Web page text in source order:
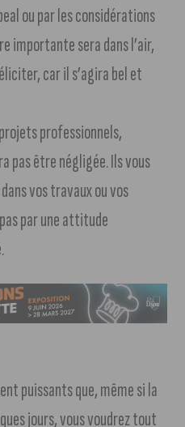
ou par les considérations
importante sera dans l’air,
car il s’agira bel et
professionnels,
pas être négligée. Ils vous
vos travaux ou vos
par une attitude
puissants que, même si la
jours, vous voudrez tout